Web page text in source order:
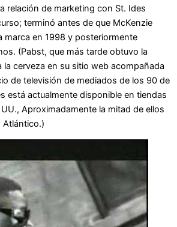
relación de marketing con St. Ides
terminó antes de que McKenzie
marca en 1998 y posteriormente
(Pabst, que más tarde obtuvo la
la cerveza en su sitio web acompañada
de televisión de mediados de los 90 de
está actualmente disponible en tiendas
Aproximadamente la mitad de ellos
Atlántico.)